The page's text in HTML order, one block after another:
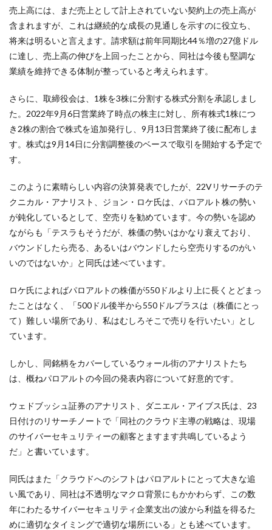
売上高には、まだ売上として計上されていない契約上の売上高が
含まれますが、これは継続的な成長の見通しを示すのに役立ち、
将来は明るいと言えます。請求額は前年同期比44％増の27億ドル
に達し、売上高の伸びを上回ったことから、同社は今後も堅調な
業績を維持できる体制が整っていると考えられます。
さらに、取締役会は、1株を3株に分割する株式分割を承認しまし
た。2022年9月6日営業終了時点の株主に対し、所有株式1株につ
き2株の割合で株式を追加発行し、9月13日営業終了後に配布しま
す。株式は9月14日に分割調整後のベースで取引を開始する予定で
す。
このように素晴らしい内容の決算発表でしたが、22Vリサーチのテ
クニカル・アナリスト、ジョン・ロケ氏は、パロアルト株の勢い
が鈍化しているとして、空売りを勧めています。今の勢いを認め
ながらも「テスラもそうだが、株価の勢いはかなり衰えており、
バウンドしたら売る、あるいはバウンドしたら空売りするのがい
いのではないか」と同氏は述べています。
ロケ氏によればパロアルトの株価が550ドルより上に長くとどまっ
たことはなく、「500ドル後半から550ドルプラスは（株価にとっ
て）難しい場所であり、私はむしろそこで売りを行いたい」とし
ています。
しかし、同銘柄をカバーしているウォール街のアナリストたち
は、概ねパロアルトの今回の発表内容について好意的です。
ウェドブッシュ証券のアナリスト、ダニエル・アイブス氏は、23
日付けのリサーチノートで「同社のクラウド主導の戦略は、現場
のサイバーセキュリティーの顧客とますます共鳴しているよう
だ」と書いています。
同氏はまた「クラウドへのシフトはパロアルトにとって大きな追
い風であり、同社は不透明なマクロ背景にもかかわらず、この数
年にわたるサイバーセキュリティ企業支出の波から利益を得るた
めに適切なタイミングで適切な場所にいる」とも述べています。